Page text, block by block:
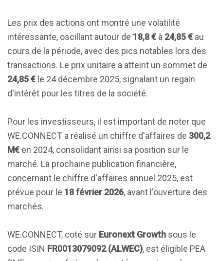
Les prix des actions ont montré une volatilité
intéressante, oscillant autour de 18,8 € à 24,85 € au
cours de la période, avec des pics notables lors des
transactions. Le prix unitaire a atteint un sommet de
24,85 € le 24 décembre 2025, signalant un regain
d'intérêt pour les titres de la société.
Pour les investisseurs, il est important de noter que
WE.CONNECT a réalisé un chiffre d'affaires de 300,2
M€ en 2024, consolidant ainsi sa position sur le
marché. La prochaine publication financière,
concernant le chiffre d'affaires annuel 2025, est
prévue pour le 18 février 2026, avant l'ouverture des
marchés.
WE.CONNECT, coté sur Euronext Growth sous le
code ISIN FR0013079092 (ALWEC), est éligible PEA